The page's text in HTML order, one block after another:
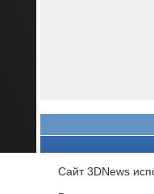
Сайт 3DNews